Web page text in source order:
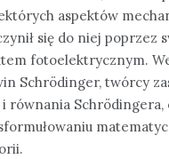
aspektów
się do niej poprzez
fotoelektrycznym.
Schrödinger, twórcy
równania Schrödingera,